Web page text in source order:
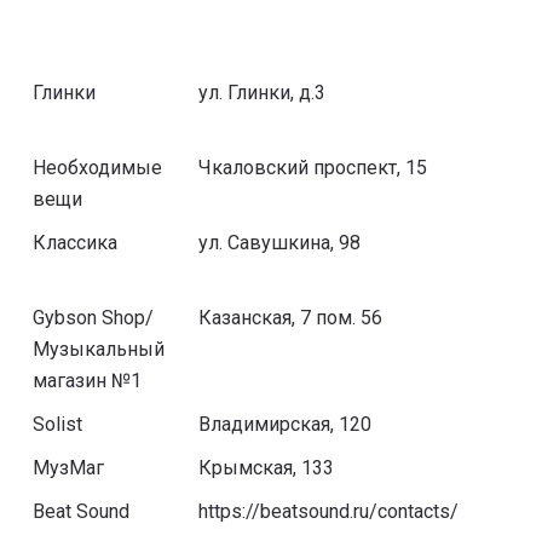
Глинки ул. Глинки, д.3
Необходимые
вещи
Чкаловский проспект, 15
Классика ул. Савушкина, 98
Gybson Shop/
Музыкальный
магазин №1
Казанская, 7 пом. 56
Solist
Владимирская, 120
МузМаг
Крымская, 133
Beat Sound
https://beatsound.ru/contacts/